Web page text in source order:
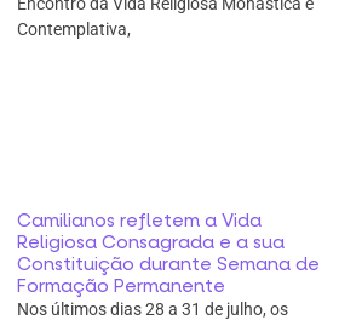
Contemplativa,
Camilianos refletem a Vida
Religiosa Consagrada e a sua
Constituição durante Semana de
Formação Permanente
Nos últimos dias 28 a 31 de julho, os